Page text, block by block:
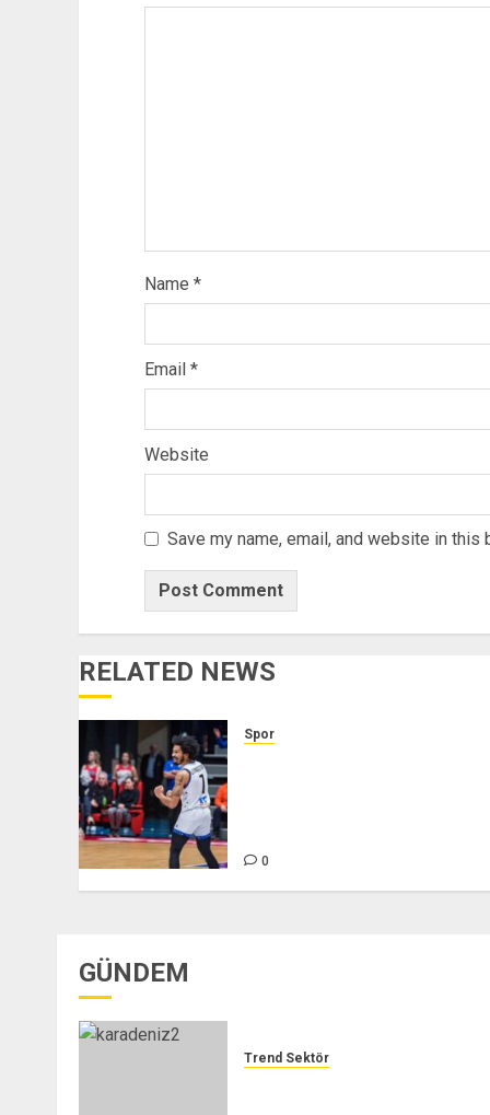
Name *
Email *
Website
Save my name, email, and website in
RELATED NEWS
Spor
0
GÜNDEM
Trend Sektör